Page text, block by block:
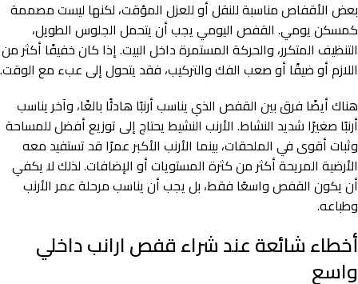
بعض الأقفاص مناسبة للنقل أو للعزل المؤقت، لكنها ليست مصممة
كمسكن يومي. القفص اليومي يجب أن يتحمل الجلوس الطويل،
التنظيف المتكرر، والحركة المستمرة داخل البيت. إذا كان خفيفًا أكثر من
اللازم أو ضيقًا أو صعب الفك والتركيب، فقد يتحول إلى عبء مع الوقت.
هناك أيضًا فرق بين القفص الذي يناسب أرنبًا هادئًا بالغًا، وآخر يناسب
أرنبًا صغيرًا شديد النشاط. الأرنب النشيط يحتاج إلى توزيع أفضل للمساحة
وثبات أقوى في الملحقات، بينما الأرنب الأكبر عمرًا قد تستفيد معه
الأرضية المريحة أكثر من كثرة المستويات أو الإضافات. لذلك لا يكفي
أن يكون القفص واسعًا فقط، بل يجب أن يناسب مرحلة عمر الأرنب
وطباعه.
أخطاء شائعة عند شراء قفص ارانب داخلي
واسع